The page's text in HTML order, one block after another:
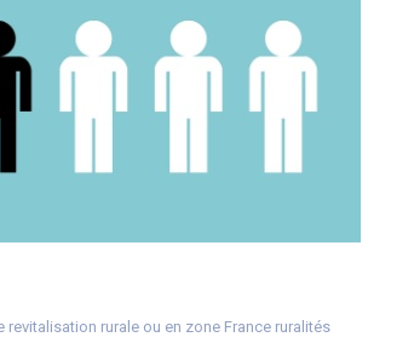
rurale ou en zone France ruralités